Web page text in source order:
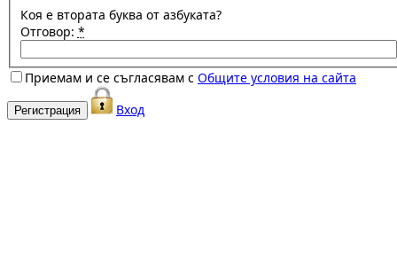
Коя е втората буква от азбуката?
Отговор: *
Приемам и се съгласявам с Общите условия на сайта
Вход